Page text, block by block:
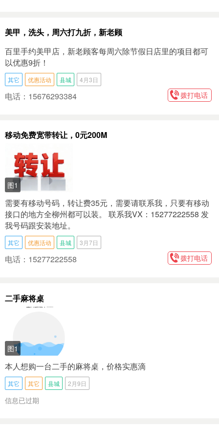
美甲，洗头，周六打九折，新老顾
百里手约美甲店，新老顾客每周六除节假日店里的项目都可
以优惠9折！
其它 优惠活动 县城 4月3日
电话：15676293384 拨打电话
移动免费宽带转让，0元200M
图1
需要有移动号码，转让费35元，需要请联系我，只要有移动
接口的地方全柳州都可以装。 联系我VX：15277222558 发
我号码跟安装地址。
其它 优惠活动 县城 3月7日
电话：15277222558 拨打电话
二手麻将桌
图1
本人想购一台二手的麻将桌，价格实惠滴
其它 其它 县城 2月9日
信息已过期